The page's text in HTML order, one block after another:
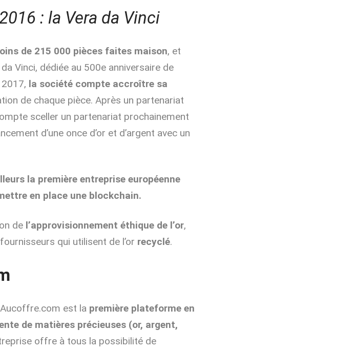
: la Vera da Vinci
de 215 000 pièces faites maison, et
Vinci, dédiée au 500e anniversaire de
la société compte accroître sa
de chaque pièce. Après un partenariat
sceller un partenariat prochainement
d’une once d’or et d’argent avec un
la première entreprise européenne
en place une blockchain.
de l’approvisionnement éthique de l’or,
qui utilisent de l’or recyclé.
Aucoffre.com est la première plateforme en
de matières précieuses (or, argent,
offre à tous la possibilité de